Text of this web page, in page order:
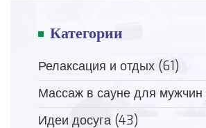
Категории
Релаксация и отдых (61)
Массаж в сауне для мужчин
Идеи досуга (43)